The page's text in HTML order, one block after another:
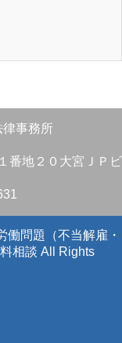
律事務所
番地２０大宮ＪＰビ
働問題（不当解雇・
相談 All Rights